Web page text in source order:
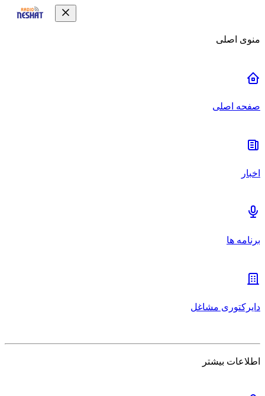
منوی اصلی
صفحه اصلی
اخبار
برنامه ها
دایرکتوری مشاغل
اطلاعات بیشتر